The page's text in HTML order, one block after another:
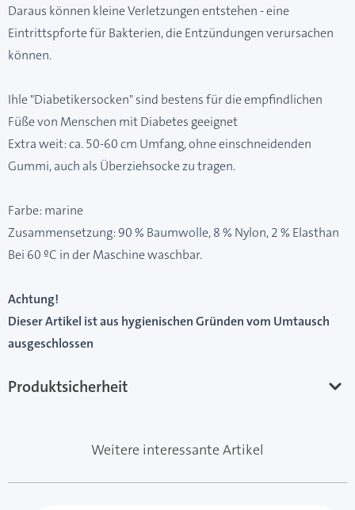
Daraus können kleine Verletzungen entstehen - eine
Eintrittspforte für Bakterien, die Entzündungen verursachen
können.
Ihle "Diabetikersocken" sind bestens für die empfindlichen
Füße von Menschen mit Diabetes geeignet
Extra weit: ca. 50-60 cm Umfang, ohne einschneidenden
Gummi, auch als Überziehsocke zu tragen.
Farbe: marine
Zusammensetzung: 90 % Baumwolle, 8 % Nylon, 2 % Elasthan
Bei 60 ºC in der Maschine waschbar.
Achtung!
Dieser Artikel ist aus hygienischen Gründen vom Umtausch
ausgeschlossen
Produktsicherheit
Weitere interessante Artikel